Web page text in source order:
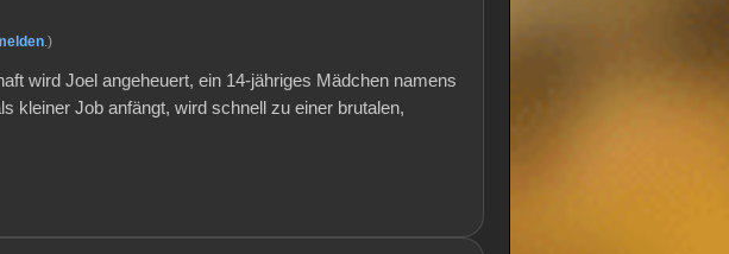
.)
wird Joel angeheuert, ein 14-jähriges Mädchen namens
kleiner Job anfängt, wird schnell zu einer brutalen,